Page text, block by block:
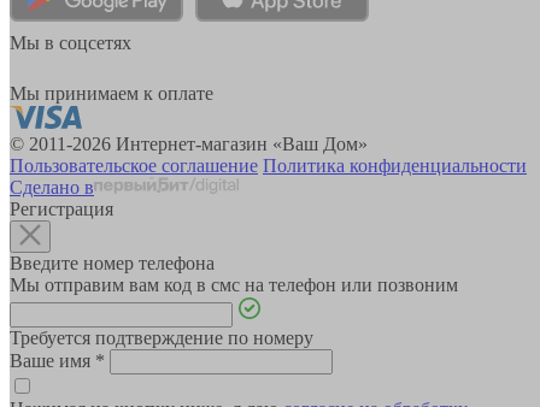
Мы в соцсетях
Мы принимаем к оплате
© 2011-2026 Интернет-магазин «Ваш Дом»
Пользовательское соглашение Политика конфиденциальности
Сделано в
Регистрация
Введите номер телефона
Мы отправим вам код в смс на телефон или позвоним
Требуется подтверждение по номеру
Ваше имя *